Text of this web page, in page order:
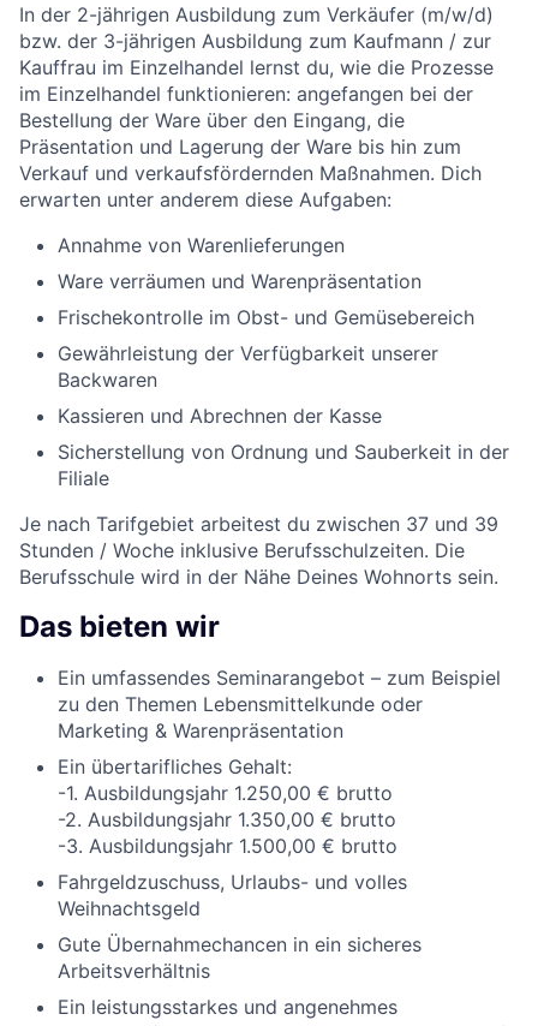
In der 2-jährigen Ausbildung zum Verkäufer (m/w/d)
bzw. der 3-jährigen Ausbildung zum Kaufmann / zur
Kauffrau im Einzelhandel lernst du, wie die Prozesse
im Einzelhandel funktionieren: angefangen bei der
Bestellung der Ware über den Eingang, die
Präsentation und Lagerung der Ware bis hin zum
Verkauf und verkaufsfördernden Maßnahmen. Dich
erwarten unter anderem diese Aufgaben:
Annahme von Warenlieferungen
Ware verräumen und Warenpräsentation
Frischekontrolle im Obst- und Gemüsebereich
Gewährleistung der Verfügbarkeit unserer
Backwaren
Kassieren und Abrechnen der Kasse
Sicherstellung von Ordnung und Sauberkeit in der
Filiale
Je nach Tarifgebiet arbeitest du zwischen 37 und 39
Stunden / Woche inklusive Berufsschulzeiten. Die
Berufsschule wird in der Nähe Deines Wohnorts sein.
Das bieten wir
Ein umfassendes Seminarangebot – zum Beispiel
zu den Themen Lebensmittelkunde oder
Marketing & Warenpräsentation
Ein übertarifliches Gehalt:
-1. Ausbildungsjahr 1.250,00 € brutto
-2. Ausbildungsjahr 1.350,00 € brutto
-3. Ausbildungsjahr 1.500,00 € brutto
Fahrgeldzuschuss, Urlaubs- und volles
Weihnachtsgeld
Gute Übernahmechancen in ein sicheres
Arbeitsverhältnis
Ein leistungsstarkes und angenehmes